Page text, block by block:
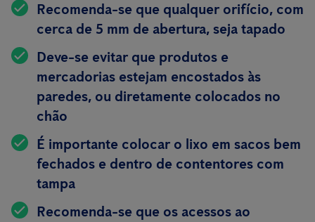
Recomenda-se que qualquer orifício, com
cerca de 5 mm de abertura, seja tapado
Deve-se evitar que produtos e
mercadorias estejam encostados às
paredes, ou diretamente colocados no
chão
É importante colocar o lixo em sacos bem
fechados e dentro de contentores com
tampa
Recomenda-se que os acessos ao